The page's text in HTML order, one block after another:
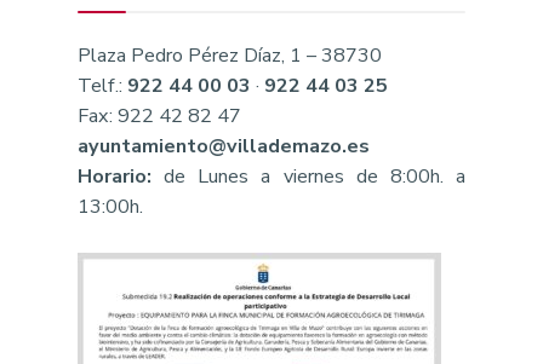
Plaza Pedro Pérez Díaz, 1 – 38730
Telf.: 922 44 00 03 · 922 44 03 25
Fax: 922 42 82 47
ayuntamiento@villademazo.es
Horario: de Lunes a viernes de 8:00h. a
13:00h.